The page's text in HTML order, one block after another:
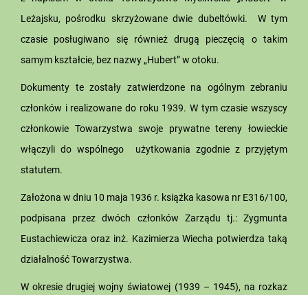
Leżajsku, pośrodku skrzyżowane dwie dubeltówki. W tym
czasie posługiwano się również drugą pieczęcią o takim
samym kształcie, bez nazwy „Hubert” w otoku.
Dokumenty te zostały zatwierdzone na ogólnym zebraniu
członków i realizowane do roku 1939. W tym czasie wszyscy
członkowie Towarzystwa swoje prywatne tereny łowieckie
włączyli do wspólnego użytkowania zgodnie z przyjętym
statutem.
Założona w dniu 10 maja 1936 r. książka kasowa nr E316/100,
podpisana przez dwóch członków Zarządu tj.: Zygmunta
Eustachiewicza oraz inż. Kazimierza Wiecha potwierdza taką
działalność Towarzystwa.
W okresie drugiej wojny światowej (1939 – 1945), na rozkaz